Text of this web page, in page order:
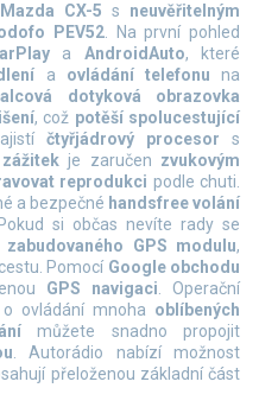
Mazda CX-5 s neuvěřitelným
PEV52. Na první pohled
a AndroidAuto, které
a ovládání telefonu na
dotyková obrazovka
, což potěší spolucestující
čtyřjádrový procesor s
je zaručen zvukovým
reprodukci podle chuti.
a bezpečné handsfree volání
si občas nevíte rady se
zabudovaného GPS modulu,
Pomocí Google obchodu
GPS navigaci. Operační
ovládání mnoha oblíbených
můžete snadno propojit
. Autorádio nabízí možnost
přeloženou základní část